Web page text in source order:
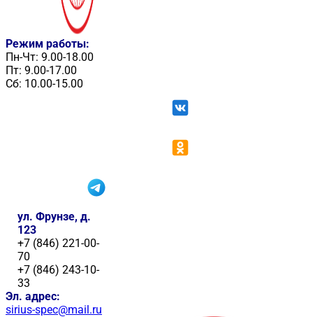
Режим работы:
Пн-Чт: 9.00-18.00
Пт: 9.00-17.00
Сб: 10.00-15.00
ул. Фрунзе, д.
123
+7 (846) 221-00-
70
+7 (846) 243-10-
33
Эл. адрес:
sirius-spec@mail.ru